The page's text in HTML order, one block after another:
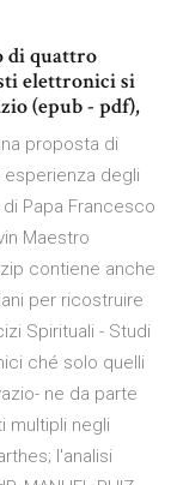
di quattro
elettronici si
(epub - pdf),
proposta di
esperienza degli
di Papa Francesco
Maestro
contiene anche
per ricostruire
Spirituali - Studi
ché solo quelli
ne da parte
multipli negli
l'analisi